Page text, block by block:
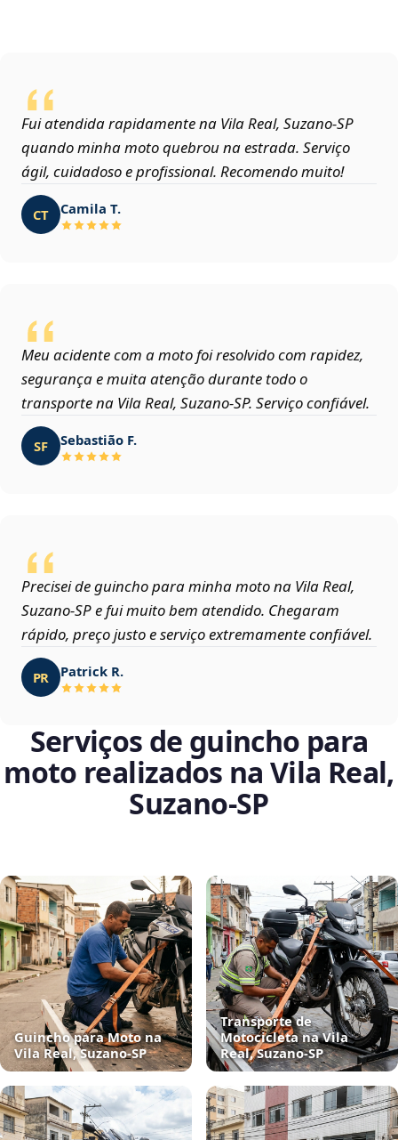
Fui atendida rapidamente na Vila Real, Suzano‑SP
quando minha moto quebrou na estrada. Serviço
ágil, cuidadoso e profissional. Recomendo muito!
CT Camila T.
Meu acidente com a moto foi resolvido com rapidez,
segurança e muita atenção durante todo o
transporte na Vila Real, Suzano‑SP. Serviço confiável.
SF Sebastião F.
Precisei de guincho para minha moto na Vila Real,
Suzano‑SP e fui muito bem atendido. Chegaram
rápido, preço justo e serviço extremamente confiável.
PR Patrick R.
Serviços de guincho para
moto realizados na Vila Real,
Suzano‑SP
Guincho para Moto na
Vila Real, Suzano‑SP
Transporte de
Motocicleta na Vila
Real, Suzano‑SP